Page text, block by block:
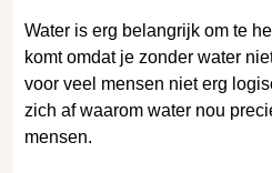
Water is erg belangrijk om te
komt omdat je zonder water
voor veel mensen niet erg
zich af waarom water nou
mensen.